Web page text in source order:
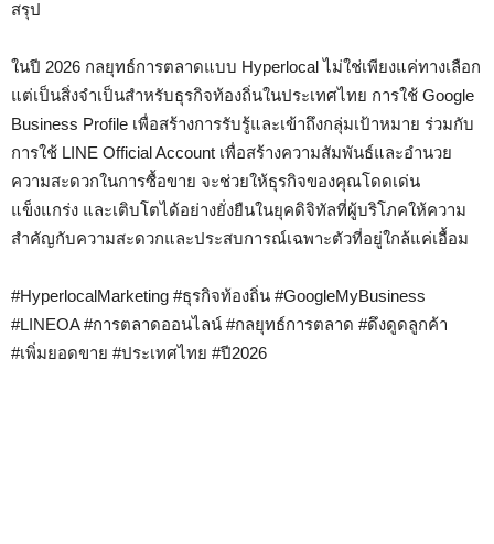
สรุป
ในปี 2026 กลยุทธ์การตลาดแบบ Hyperlocal ไม่ใช่เพียงแค่ทางเลือก
แต่เป็นสิ่งจำเป็นสำหรับธุรกิจท้องถิ่นในประเทศไทย การใช้ Google
Business Profile เพื่อสร้างการรับรู้และเข้าถึงกลุ่มเป้าหมาย ร่วมกับ
การใช้ LINE Official Account เพื่อสร้างความสัมพันธ์และอำนวย
ความสะดวกในการซื้อขาย จะช่วยให้ธุรกิจของคุณโดดเด่น
แข็งแกร่ง และเติบโตได้อย่างยั่งยืนในยุคดิจิทัลที่ผู้บริโภคให้ความ
สำคัญกับความสะดวกและประสบการณ์เฉพาะตัวที่อยู่ใกล้แค่เอื้อม
#HyperlocalMarketing #ธุรกิจท้องถิ่น #GoogleMyBusiness
#LINEOA #การตลาดออนไลน์ #กลยุทธ์การตลาด #ดึงดูดลูกค้า
#เพิ่มยอดขาย #ประเทศไทย #ปี2026